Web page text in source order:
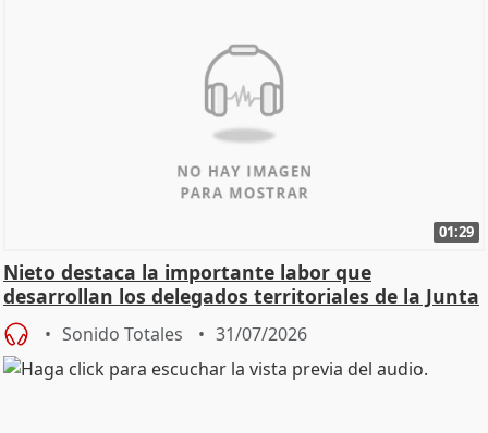
01:29
Nieto destaca la importante labor que
desarrollan los delegados territoriales de la Junta
Sonido Totales 31/07/2026